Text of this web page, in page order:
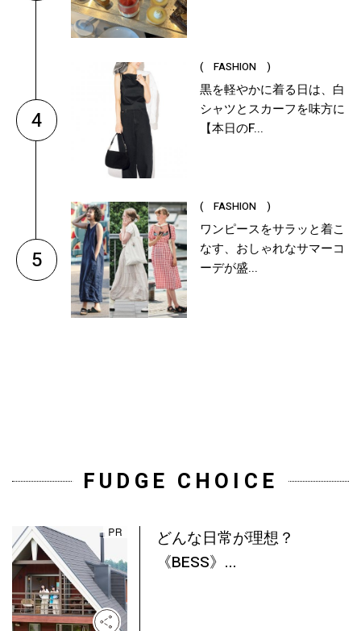
4
( FASHION )
黒を軽やかに着る日は、白
シャツとスカーフを味方に
【本日のF...
5
( FASHION )
ワンピースをサラッと着こ
なす、おしゃれなサマーコ
ーデが盛...
FUDGE CHOICE
どんな日常が理想？
《BESS》...